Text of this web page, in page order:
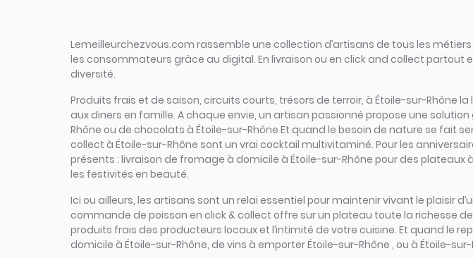
Lemeilleurchezvous.com rassemble une collection d’artisans de tous les
les consommateurs grâce au digital. En livraison ou en click and collect
diversité.
Produits frais et de saison, circuits courts, trésors de terroir, à Étoile-sur-Rhône
aux diners en famille. A chaque envie, un artisan passionné propose une
Rhône ou de chocolats à Étoile-sur-Rhône Et quand le besoin de nature se fait
collect à Étoile-sur-Rhône sont un vrai cocktail multivitaminé. Pour les
présents : livraison de fromage à domicile à Étoile-sur-Rhône pour des
les festivités en beauté.
Ici ou ailleurs, les artisans sont un relai essentiel pour maintenir vivant le plaisir
commande de poisson en click & collect offre sur un plateau toute la richesse
produits frais des producteurs locaux et l’intimité de votre cuisine. Et quand le
domicile à Étoile-sur-Rhône, de vins à emporter Étoile-sur-Rhône , ou à Étoile-